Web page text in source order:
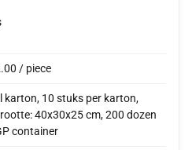
/ piece
karton, 10 stuks per karton,
40x30x25 cm, 200 dozen
container